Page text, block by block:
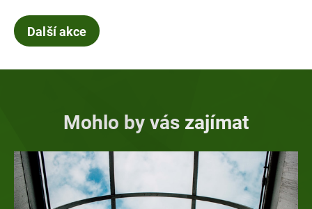
Další akce
Mohlo by vás zajímat